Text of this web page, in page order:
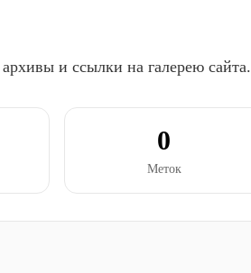
и ссылки на галерею сайта.
0
Меток